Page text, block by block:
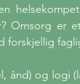
Omsorg er
forskjellig
ånd) og logi